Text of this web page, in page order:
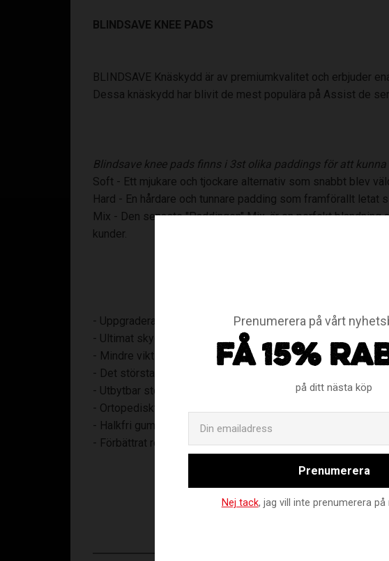
BLINDSAVE KNEE PADS
BLINDSAVE Knäskydd är av premiumkvalitet och erbjuder
Dessa knäskydd har blivit de mest populära på Assist de
Blindsave knee pads finns i 3st olika paddings för att
Soft - Ett mjukare och tjockare alternativ som snabbt blev
Hard - En hårdare och tunnare padding som framförallt
Mix - Den senaste "Paddingen" Mix, är en perfekt
kunder.
- Uppgraderad design med mer hållbara komponenter
- Ultimat skydd, säkerhet och komfort
- Mindre vikt
- Det största urvalet av Padding - Soft, Hard, Mix
- Utbytbar stoppning
- Ortopediskt tyg
- Halkfri gummilinje integrerad i knäskydden
- Förbättrat remssystem
Prenumerera på vårt
FÅ 15%
på ditt nästa köp
Prenumerera
Nej tack, jag vill inte prenumerera